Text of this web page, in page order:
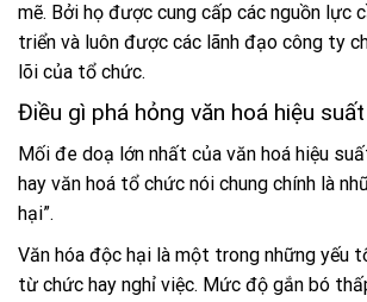
mẽ. Bởi họ được cung cấp các nguồn lực
triển và luôn được các lãnh đạo công ty
lõi của tổ chức.
Điều gì phá hỏng văn hoá hiệu
Mối đe doạ lớn nhất của văn hoá hiệu
hay văn hoá tổ chức nói chung chính là
hại”.
Văn hóa độc hại là một trong những yếu
từ chức hay nghỉ việc. Mức độ gắn bó